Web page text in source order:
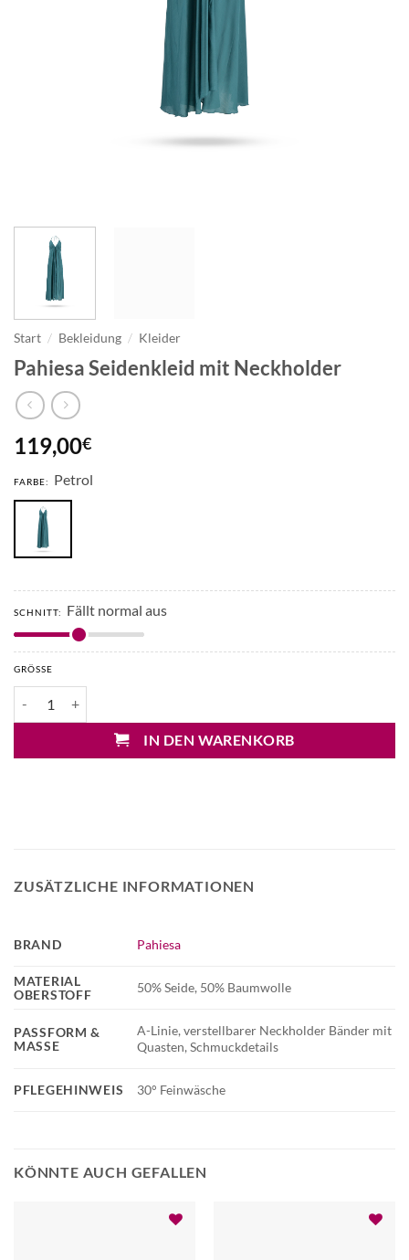
Start / Bekleidung / Kleider
Pahiesa Seidenkleid mit Neckholder
119,00€
FARBE: Petrol
SCHNITT: Fällt normal aus
GRÖSSE
IN DEN WARENKORB
ZUSÄTZLICHE INFORMATIONEN
PFLEGEHINWEIS 30° Feinwäsche
BRAND Pahiesa
MATERIAL
OBERSTOFF
50% Seide, 50% Baumwolle
PASSFORM &
MASSE
A-Linie, verstellbarer Neckholder Bänder mit
Quasten, Schmuckdetails
KÖNNTE AUCH GEFALLEN